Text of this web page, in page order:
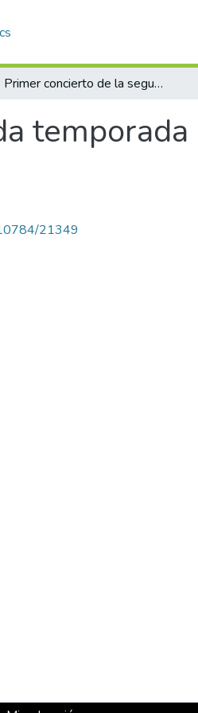
Primer concierto de la segunda temporada de la Orquesta Sinfónica Nacional 1937
21349